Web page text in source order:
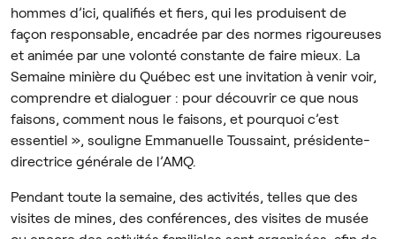
hommes d’ici, qualifiés et fiers, qui les produisent de
façon responsable, encadrée par des normes rigoureuses
et animée par une volonté constante de faire mieux. La
Semaine minière du Québec est une invitation à venir voir,
comprendre et dialoguer : pour découvrir ce que nous
faisons, comment nous le faisons, et pourquoi c’est
essentiel », souligne Emmanuelle Toussaint, présidente-
directrice générale de l’AMQ.
Pendant toute la semaine, des activités, telles que des
visites de mines, des conférences, des visites de musée